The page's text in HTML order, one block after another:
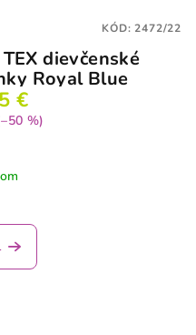
dievčenské
Royal Blue
€
%)
KÓD:2472/22